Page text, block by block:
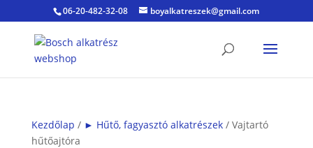
06-20-482-32-08 boyalkatreszek@gmail.com
Kezdőlap / ► Hűtő, fagyasztó alkatrészek/ Vajtartó
hűtőajtóra